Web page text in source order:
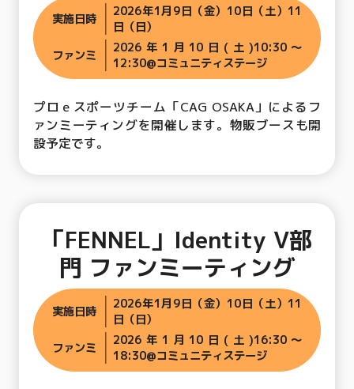
実施日時
2026年1月9日（金）10日（土）11
日（日）
ファンミ
2026年1月10日(土)10:30〜
12:30@コミュニティステージ
プロｅスポーツチーム「CAG OSAKA」によるフ
ァンミーティングを開催します。物販ブースも開
設予定です。
「FENNEL」Identity V部
門 ファンミーティング
実施日時
2026年1月9日（金）10日（土）11
日（日）
ファンミ
2026年1月10日(土)16:30〜
18:30@コミュニティステージ